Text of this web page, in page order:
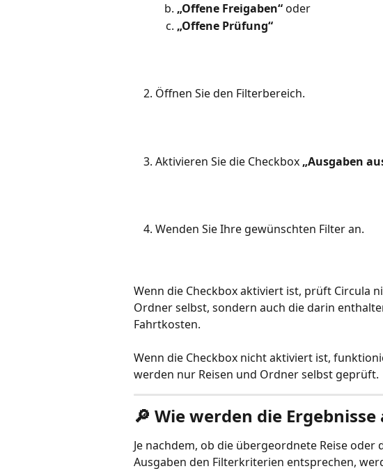
„Offene Freigaben“ oder
„Offene Prüfung“
Öffnen Sie den Filterbereich.
Aktivieren Sie die Checkbox „Ausgaben
Wenden Sie Ihre gewünschten Filter an.
Wenn die Checkbox aktiviert ist, prüft Circula
Ordner selbst, sondern auch die darin
Fahrtkosten.
Wenn die Checkbox nicht aktiviert ist,
werden nur Reisen und Ordner selbst geprüft.
🔎 Wie werden die
Je nachdem, ob die übergeordnete Reise
Ausgaben den Filterkriterien entsprechen,